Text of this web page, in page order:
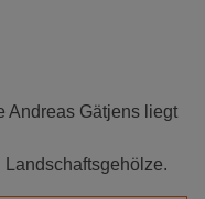
Andreas Gätjens liegt